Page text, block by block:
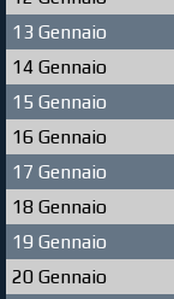
13 Gennaio
14 Gennaio
15 Gennaio
16 Gennaio
17 Gennaio
18 Gennaio
19 Gennaio
20 Gennaio